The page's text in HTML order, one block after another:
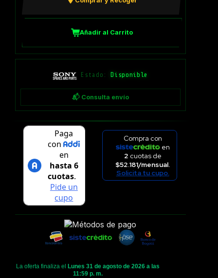
Añadir al Carrito
Estado: Disponible
📬 Consulta envío
Compra con
en
2 cuotas de
$52.181/mensual.
Solicita tu cupo.
La oferta finaliza el
Lunes 31 de agosto de 2026 a las
11:59 p. m.